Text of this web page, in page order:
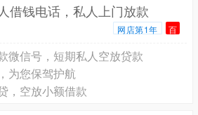
借钱电话，私人上门放款
网店第1年 百
微信号，短期私人空放贷款
为您保驾护航
，空放小额借款